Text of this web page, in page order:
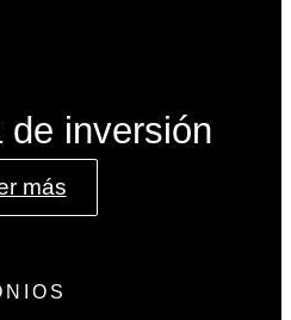
de inversión
más